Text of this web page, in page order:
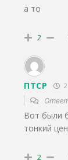
а то
2
ПТСР
Вот были
тонкий
2